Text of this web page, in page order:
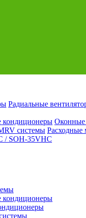
Радиальные
Оконные
системы Расходные
/ SOH-35VHC